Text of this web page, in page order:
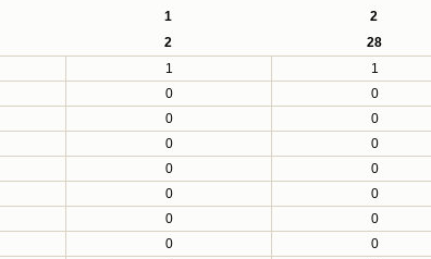
1 2
2 28
1 1
0 0
0 0
0 0
0 0
0 0
0 0
0 0